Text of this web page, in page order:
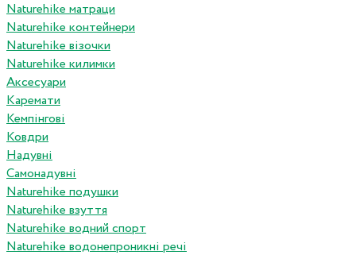
Naturehike матраци
Naturehike контейнери
Naturehike візочки
Naturehike килимки
Аксесуари
Каремати
Кемпінгові
Ковдри
Надувні
Самонадувні
Naturehike подушки
Naturehike взуття
Naturehike водний спорт
Naturehike водонепроникні речі